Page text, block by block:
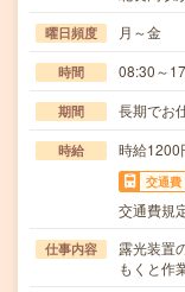
曜日頻度 月～金
時間 08:30～
期間 長期でお
時給 時給1200
交通費
交通費規
仕事内容
露光装置
もくと作